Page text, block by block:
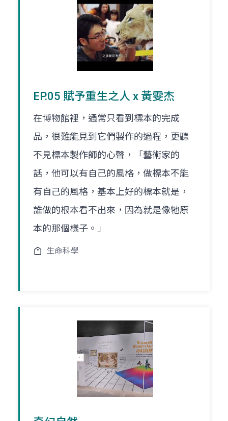
EP.05 賦予重生之人 x 黃雯杰
在博物館裡，通常只看到標本的完成
品，很難能見到它們製作的過程，更聽
不見標本製作師的心聲，「藝術家的
話，他可以有自己的風格，做標本不能
有自己的風格，基本上好的標本就是，
誰做的根本看不出來，因為就是像牠原
本的那個樣子。」
生命科學